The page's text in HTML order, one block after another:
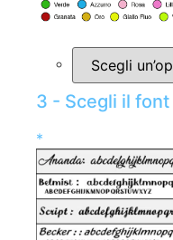
3 - Scegli il
*